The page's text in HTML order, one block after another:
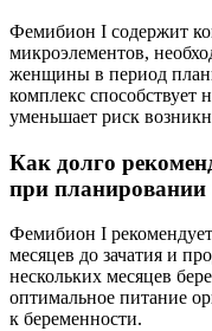
Фемибион I содержит
микроэлементов,
женщины в период
комплекс способствует
уменьшает риск
Как долго
при планировании
Фемибион I
месяцев до зачатия и
нескольких месяцев
оптимальное питание
к беременности.